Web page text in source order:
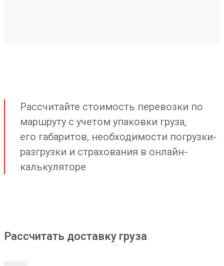
Рассчитайте стоимость перевозки по
маршруту с учетом упаковки груза,
его габаритов, необходимости погрузки-
разгрузки и страхования в онлайн-
калькуляторе
Рассчитать доставку груза